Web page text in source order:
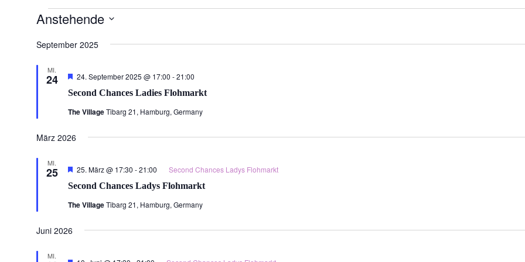
Veranstaltungen
Anstehende
wählen.
September 2025
MI.
24
Second Chances Ladies Flohmarkt
Hervorgehoben
24. September 2025 @ 17:00 -21:00
The VillageTibarg 21, Hamburg, Germany
März 2026
MI.
25
Second Chances Ladys Flohmarkt
Hervorgehoben
25. März @ 17:30 -21:00 Second Chances Ladys Flohmarkt
The VillageTibarg 21, Hamburg, Germany
Juni 2026
MI.